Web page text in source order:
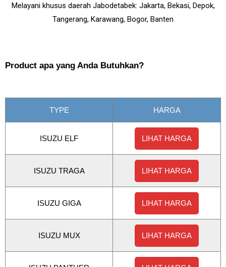
Melayani khusus daerah Jabodetabek: Jakarta, Bekasi, Depok,
Tangerang, Karawang, Bogor, Banten
Product apa yang Anda Butuhkan?
TYPE HARGA
ISUZU ELF LIHAT HARGA
ISUZU TRAGA LIHAT HARGA
ISUZU GIGA LIHAT HARGA
ISUZU MUX LIHAT HARGA